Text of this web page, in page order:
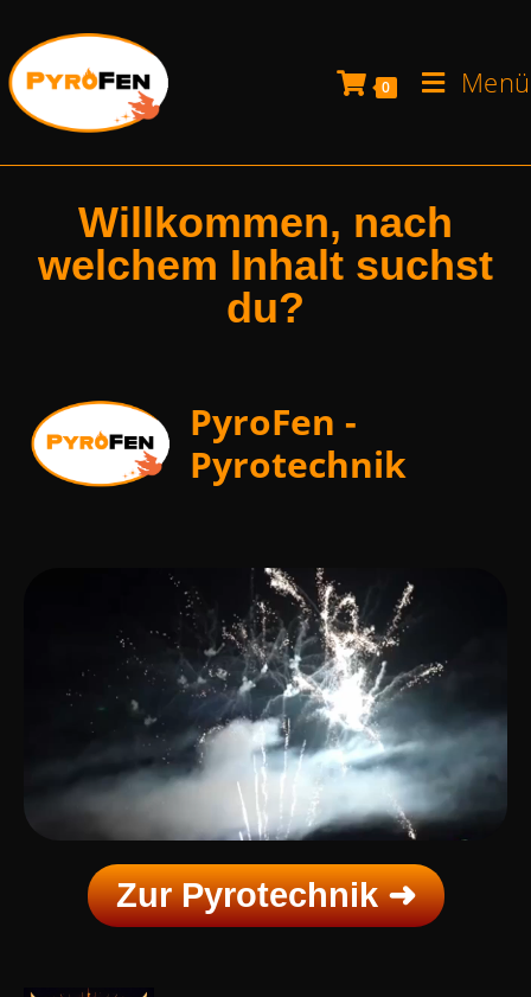
0 Menü
Willkommen, nach
welchem Inhalt suchst
du?
PyroFen -
Pyrotechnik
Zur Pyrotechnik ➜